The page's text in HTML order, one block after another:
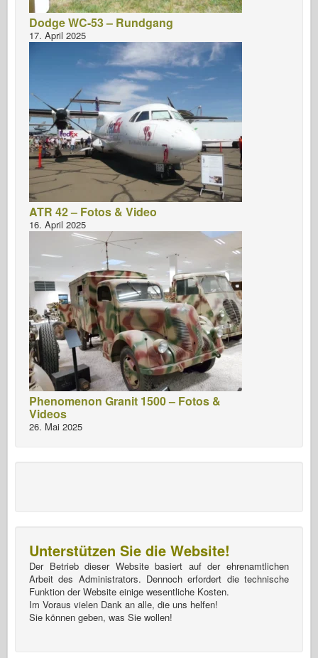
Dodge WC-53 – Rundgang
17. April 2025
ATR 42 – Fotos & Video
16. April 2025
Phenomenon Granit 1500 – Fotos &
Videos
26. Mai 2025
Unterstützen Sie die Website!
Der Betrieb dieser Website basiert auf der ehrenamtlichen
Arbeit des Administrators. Dennoch erfordert die technische
Funktion der Website einige wesentliche Kosten.
Im Voraus vielen Dank an alle, die uns helfen!
Sie können geben, was Sie wollen!